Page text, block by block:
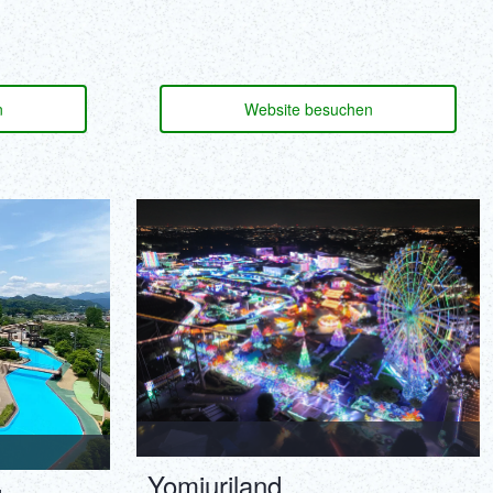
Website besuchen
Yomiuriland